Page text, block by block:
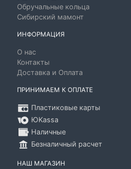
Обручальные кольца
Сибирский мамонт
ИНФОРМАЦИЯ
О нас
Контакты
Доставка и Оплата
ПРИНИМАЕМ К ОПЛАТЕ
Пластиковые карты
ЮKassa
Наличные
Безналичный расчет
НАШ МАГАЗИН